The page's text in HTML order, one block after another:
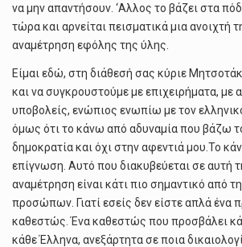
να μην απαντήσουν. ‘Αλλος το βάζει στα
τώρα και αρνείται πεισματικά μια ανοιχτή
αναμέτρηση εφόλης της ύλης.
Είμαι εδώ, στη διάθεσή σας κύριε
και να συγκρουστούμε με επιχειρήματα, με
υποβολείς, ενώπιος ενωπίω με τον
όμως ότι το κάνω από αδυναμία που βάζω
δημοκρατία και όχι στην αφεντιά μου.Το
επίγνωση. Αυτό που διακυβεύεται σε αυτή
αναμέτρηση είναι κάτι πιο σημαντικό από
προσώπων. Γιατί εσείς δεν είστε απλά
καθεστώς. Ένα καθεστώς που προσβάλει
κάθε Έλληνα, ανεξάρτητα σε ποια